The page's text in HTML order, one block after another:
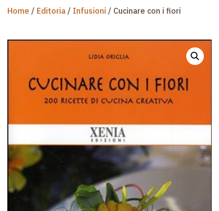
Home / Editoria / Infusioni / Cucinare con i fiori